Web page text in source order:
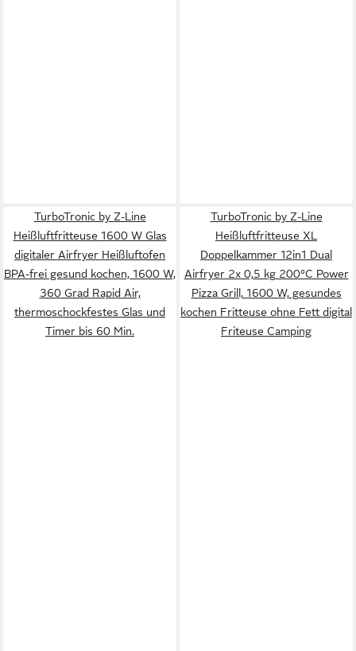
TurboTronic by Z-Line
Heißluftfritteuse 1600 W Glas
digitaler Airfryer Heißluftofen
BPA-frei gesund kochen, 1600 W,
360 Grad Rapid Air,
thermoschockfestes Glas und
Timer bis 60 Min.
TurboTronic by Z-Line
Heißluftfritteuse XL
Doppelkammer 12in1 Dual
Airfryer 2x 0,5 kg 200°C Power
Pizza Grill, 1600 W, gesundes
kochen Fritteuse ohne Fett digital
Friteuse Camping